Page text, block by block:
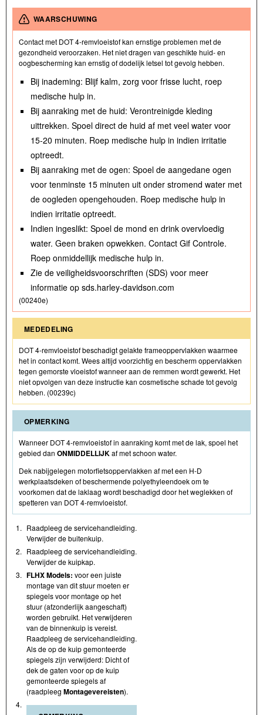
WAARSCHUWING
Contact met DOT 4-remvloeistof kan ernstige problemen met de
gezondheid veroorzaken. Het niet dragen van geschikte huid- en
oogbescherming kan ernstig of dodelijk letsel tot gevolg hebben.
Bij inademing: Blijf kalm, zorg voor frisse lucht, roep
medische hulp in.
Bij aanraking met de huid: Verontreinigde kleding
uittrekken. Spoel direct de huid af met veel water voor
15-20 minuten. Roep medische hulp in indien irritatie
optreedt.
Bij aanraking met de ogen: Spoel de aangedane ogen
voor tenminste 15 minuten uit onder stromend water met
de oogleden opengehouden. Roep medische hulp in
indien irritatie optreedt.
Indien ingeslikt: Spoel de mond en drink overvloedig
water. Geen braken opwekken. Contact Gif Controle.
Roep onmiddellijk medische hulp in.
Zie de veiligheidsvoorschriften (SDS) voor meer
informatie op sds.harley-davidson.com
(00240e)
MEDEDELING
DOT 4-remvloeistof beschadigt gelakte frameoppervlakken waarmee
het in contact komt. Wees altijd voorzichtig en bescherm oppervlakken
tegen gemorste vloeistof wanneer aan de remmen wordt gewerkt. Het
niet opvolgen van deze instructie kan cosmetische schade tot gevolg
hebben. (00239c)
OPMERKING
Wanneer DOT 4-remvloeistof in aanraking komt met de lak, spoel het
gebied dan ONMIDDELLIJKaf met schoon water.
Dek nabijgelegen motorfietsoppervlakken af met een H-D
werkplaatsdeken of beschermende polyethyleendoek om te
voorkomen dat de laklaag wordt beschadigd door het weglekken of
spetteren van DOT 4-remvloeistof.
1. Raadpleeg de servicehandleiding.
Verwijder de buitenkuip.
2. Raadpleeg de servicehandleiding.
Verwijder de kuipkap.
3. FLHX Models: voor een juiste
montage van dit stuur moeten er
spiegels voor montage op het
stuur (afzonderlijk aangeschaft)
worden gebruikt. Het verwijderen
van de binnenkuip is vereist.
Raadpleeg de servicehandleiding.
Als de op de kuip gemonteerde
spiegels zijn verwijderd: Dicht of
dek de gaten voor op de kuip
gemonteerde spiegels af
(raadpleeg Montagevereisten).
4.